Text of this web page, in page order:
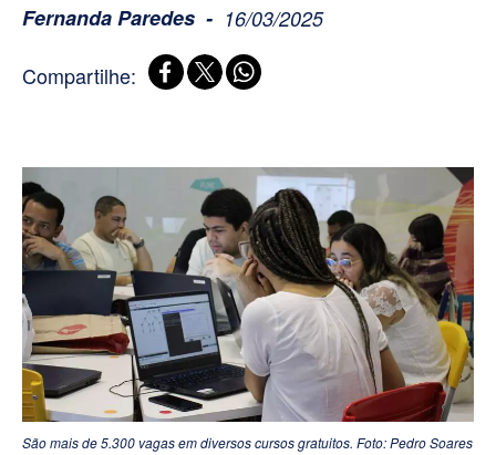
Fernanda Paredes 16/03/2025
Compartilhe:
São mais de 5.300 vagas em diversos cursos gratuitos. Foto: Pedro Soares